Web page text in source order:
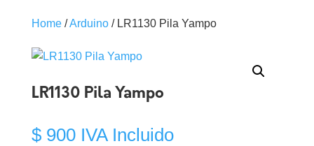
Home/Arduino/ LR1130 Pila Yampo
LR1130 Pila Yampo
$900 IVA Incluido